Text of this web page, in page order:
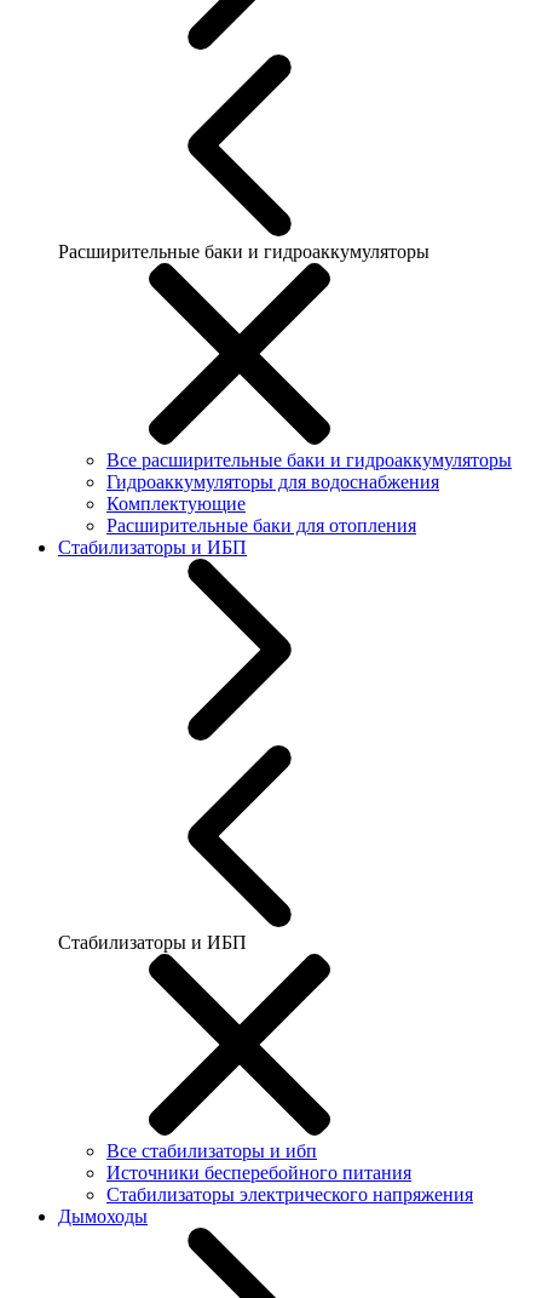
Расширительные баки и гидроаккумуляторы
Все расширительные баки и гидроаккумуляторы
Гидроаккумуляторы для водоснабжения
Комплектующие
Расширительные баки для отопления
Стабилизаторы и ИБП
Стабилизаторы и ИБП
Все стабилизаторы и ибп
Источники бесперебойного питания
Стабилизаторы электрического напряжения
Дымоходы